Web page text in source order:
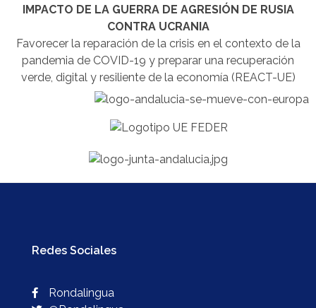
IMPACTO DE LA GUERRA DE AGRESIÓN DE RUSIA
CONTRA UCRANIA
Favorecer la reparación de la crisis en el contexto de la
pandemia de COVID-19 y preparar una recuperación
verde, digital y resiliente de la economía (REACT-UE)
Redes Sociales
Rondalingua